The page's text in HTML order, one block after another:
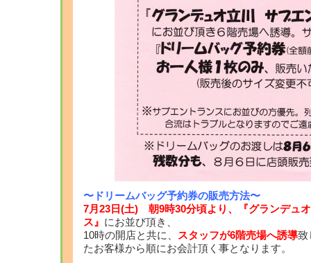
〜ドリームバッグ予約券の販売方法〜
7月23日(土) 朝9時30分頃より、『グランデュ
ス』 にお並び頂き、
10時の開店と共に、
スタッフが6階売場へ誘導致
たお客様から順にお会計頂く事となります。